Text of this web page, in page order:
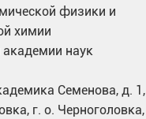
физики и
химии
академии наук
Семенова, д. 1,
г. о. Черноголовка,